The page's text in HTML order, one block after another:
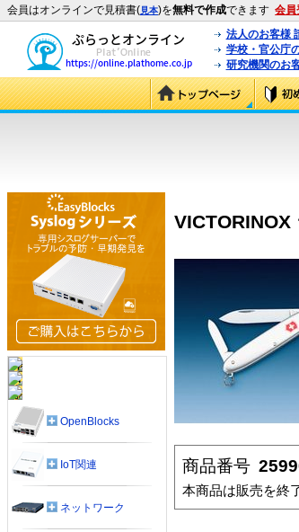
会員はオンラインで見積書(見本)を無料で作成できます 会員
法人のお客様
学校・官公庁
研究機関のお
商品番号
本商品は販売を終
OpenBlocks
IoT関連
ネットワーク